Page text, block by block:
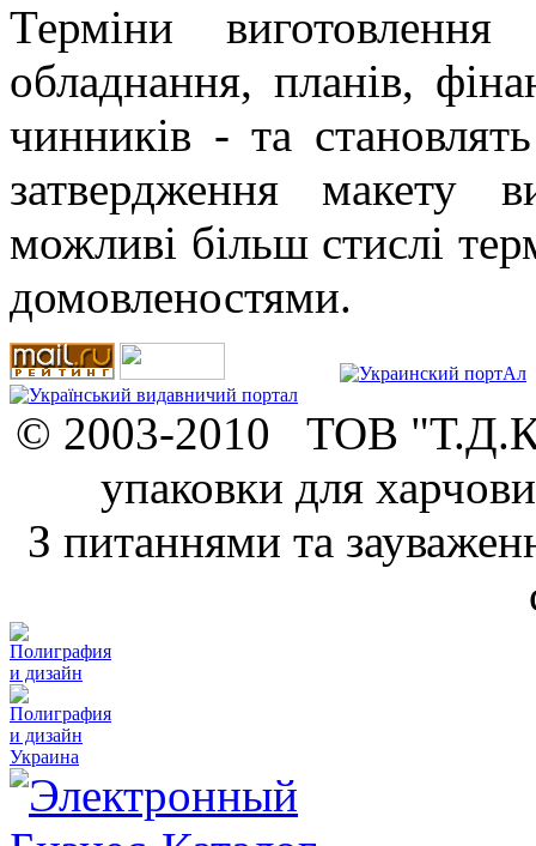
Терміни виготовлення
обладнання, планів,
чинників - та
затвердження макету
можливі більш стислі
домовленостями.
© 2003-2010 ТОВ
упаковки для
З питаннями та